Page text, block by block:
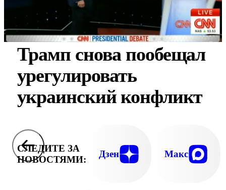
Трамп снова пообещал
урегулировать
украинский конфликт
СЛЕДИТЕ ЗА
НОВОСТЯМИ:
Дзен Макс